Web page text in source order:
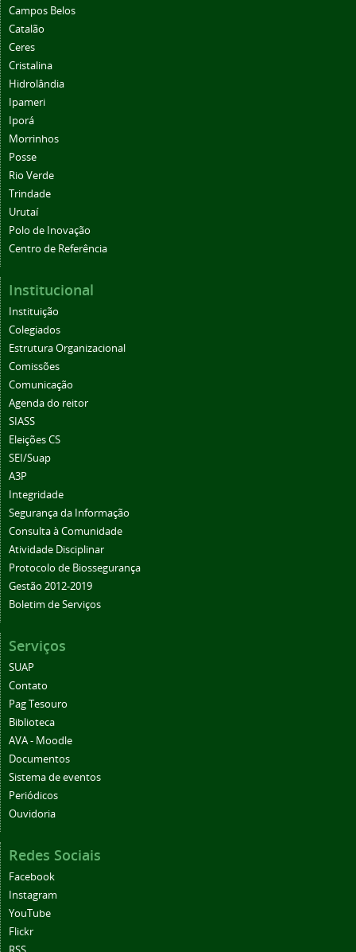
Campos Belos
Catalão
Ceres
Cristalina
Hidrolândia
Ipameri
Iporá
Morrinhos
Posse
Rio Verde
Trindade
Urutaí
Polo de Inovação
Centro de Referência
Institucional
Instituição
Colegiados
Estrutura Organizacional
Comissões
Comunicação
Agenda do reitor
SIASS
Eleições CS
SEI/Suap
A3P
Integridade
Segurança da Informação
Consulta à Comunidade
Atividade Disciplinar
Protocolo de Biossegurança
Gestão 2012-2019
Boletim de Serviços
Serviços
SUAP
Contato
Pag Tesouro
Biblioteca
AVA - Moodle
Documentos
Sistema de eventos
Periódicos
Ouvidoria
Redes Sociais
Facebook
Instagram
YouTube
Flickr